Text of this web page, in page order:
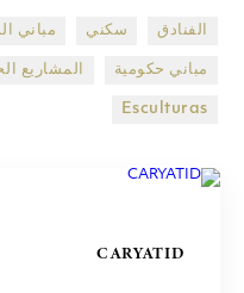
الفنادق سكني مباني
مباني حكومية المشاريع
Esculturas
CARYATID